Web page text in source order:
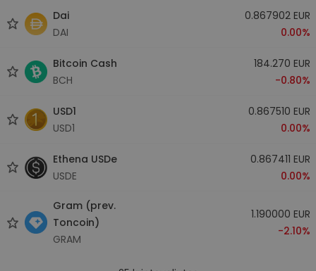
Dai
DAI
0.867902 EUR
0.00%
Bitcoin Cash
BCH
184.270 EUR
-0.80%
USD1
USD1
0.867510 EUR
0.00%
Ethena USDe
USDE
0.867411 EUR
0.00%
Gram (prev.
Toncoin)
GRAM
1.190000 EUR
-2.10%